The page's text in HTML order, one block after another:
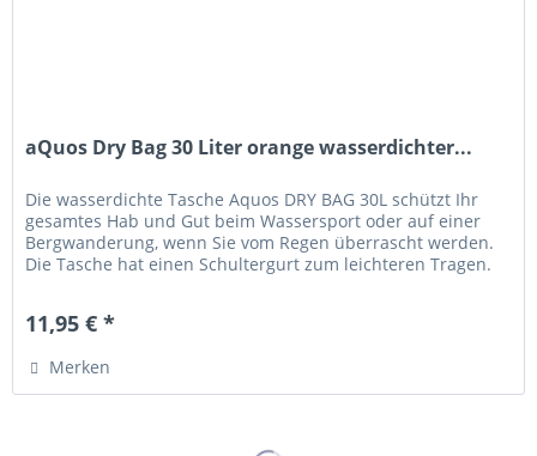
aQuos Dry Bag 30 Liter orange wasserdichter...
Die wasserdichte Tasche Aquos DRY BAG 30L schützt Ihr
gesamtes Hab und Gut beim Wassersport oder auf einer
Bergwanderung, wenn Sie vom Regen überrascht werden.
Die Tasche hat einen Schultergurt zum leichteren Tragen.
11,95 € *
Merken